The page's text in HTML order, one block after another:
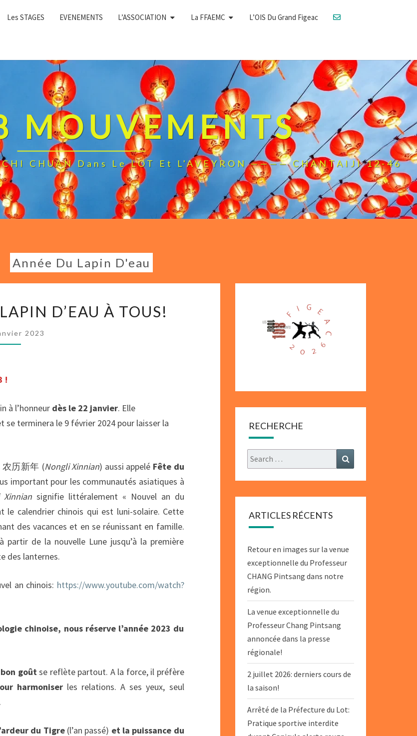
Les STAGES EVENEMENTS L’ASSOCIATION La FFAEMC L’OIS Du Grand Figeac
MOUVEMENTS
CHUAN Dans Le LOT Et L'AVEYRON ———— CHANTAIJI 12-46
Année Du Lapin D'eau
ANNÉE
DU
LAPIN
D’EAU À TOUS!
2023
!
à l’honneur dès le 22 janvier. Elle
se terminera le 9 février 2024 pour laisser la
农历新年 (Nongli Xinnian) aussi appelé Fête du
important pour les communautés asiatiques à
signifie littéralement « Nouvel an du
le calendrier chinois qui est luni-solaire. Cette
des vacances et en se réunissant en famille.
partir de la nouvelle Lune jusqu’à la première
des lanternes.
an chinois: https://www.youtube.com/watch?
chinoise, nous réserve l’année 2023 du
bon goûtse reflète partout. A la force, il préfère
harmoniser les relations. A ses yeux, seul
du Tigre(l’an passé) et la puissance du
RECHERCHE
Search
for:
ARTICLES RÉCENTS
Retour en images sur la venue
exceptionnelle du Professeur
CHANG Pintsang dans notre
région.
La venue exceptionnelle du
Professeur Chang Pintsang
annoncée dans la presse
régionale!
2 juillet 2026: derniers cours de
la saison!
Arrêté de la Préfecture du Lot:
Pratique sportive interdite